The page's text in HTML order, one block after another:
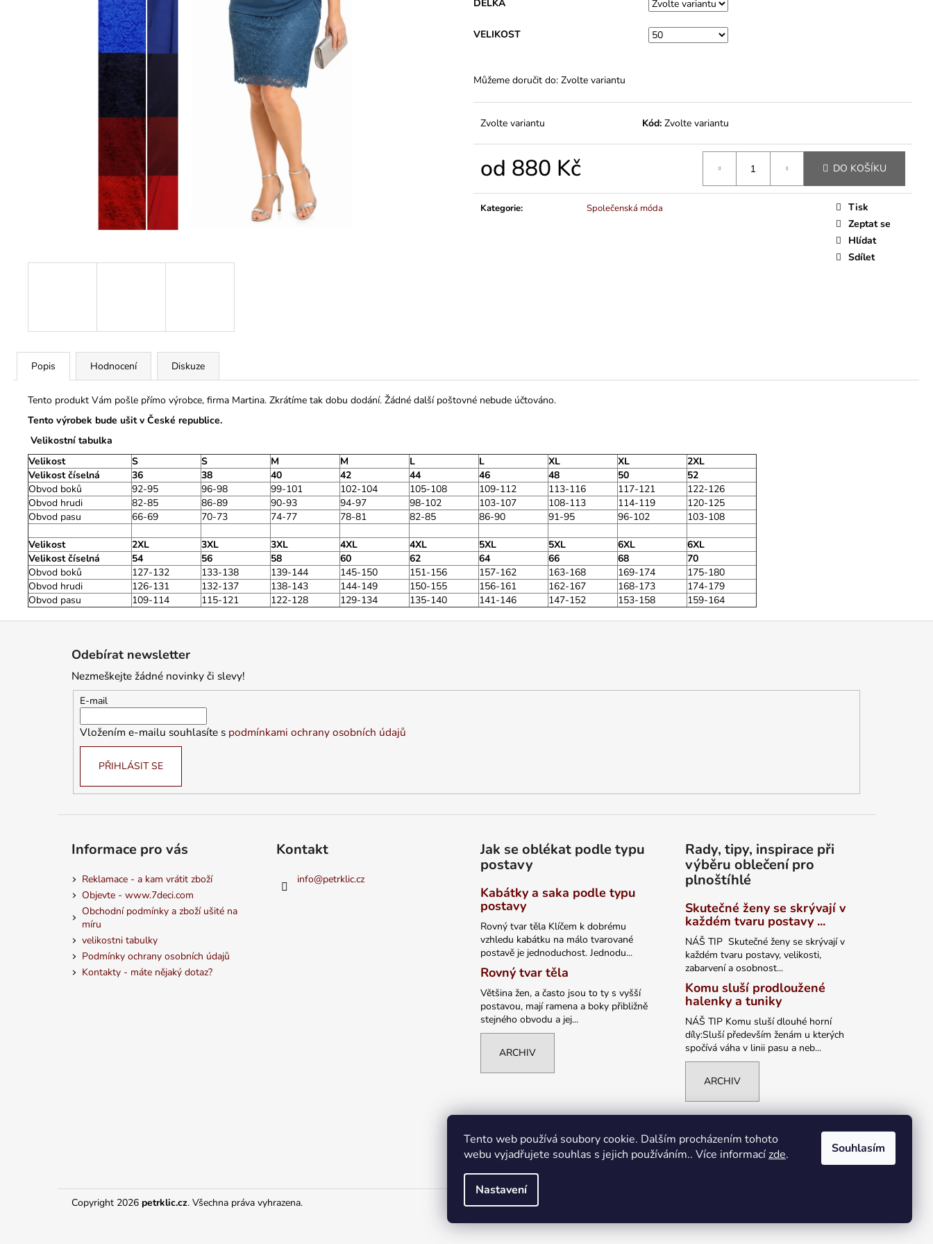
Tento web používá soubory cookie. Dalším procházením tohoto
webu vyjadřujete souhlas s jejich používáním.. Více informacízde.
Nastavení
Souhlasím
DÉLKA
VELIKOST
Můžeme doručit do: Zvolte variantu
Zvolte variantu Kód: Zvolte variantu
od 880 Kč DO KOŠÍKU
Kategorie: Společenská móda
Tisk
Zeptat se
Hlídat
Sdílet
Popis Hodnocení Diskuze
Tento produkt Vám pošle přímo výrobce, firma Martina. Zkrátíme tak dobu dodání. Žádné další poštovné nebude účtováno.
Tento výrobek bude ušit v České republice.
Velikostní tabulka
Velikost
S S M M L L XL XL
2XL
Velikost číselná
36 38 40 42 44 46 48 50
52
Obvod boků
92-95 96-98 99-101 102-104 105-108 109-112 113-116 117-121
122-126
Obvod hrudi
82-85 86-89 90-93 94-97 98-102 103-107 108-113 114-119
120-125
Obvod pasu
66-69 70-73 74-77 78-81 82-85 86-90 91-95 96-102 103-108
Velikost 2XL 3XL 3XL 4XL 4XL 5XL 5XL 6XL
6XL
Velikost číselná
54 56 58 60 62 64 66 68
70
Obvod boků
127-132 133-138 139-144 145-150 151-156 157-162 163-168 169-174
175-180
Obvod hrudi
126-131 132-137 138-143 144-149 150-155 156-161 162-167 168-173
174-179
Obvod pasu
109-114 115-121 122-128 129-134 135-140 141-146 147-152 153-158 159-164
1 290 Kč
1 200 Kč
Odebírat newsletter
Nezmeškejte žádné novinky či slevy!
E-mail
Vložením e-mailu souhlasíte s podmínkami ochrany osobních údajů
PŘIHLÁSIT SE
Informace pro vás
Reklamace - a kam vrátit zboží
Objevte - www.7deci.com
Obchodní podmínky a zboží ušité na
míru
velikostni tabulky
Podmínky ochrany osobních údajů
Kontakty - máte nějaký dotaz?
Kontakt
info@petrklic.cz
Jak se oblékat podle typu
postavy
Kabátky a saka podle typu
postavy
Rovný tvar těla Klíčem k dobrému
vzhledu kabátku na málo tvarované
postavě je jednoduchost. Jednodu...
Rovný tvar těla
Většina žen, a často jsou to ty s vyšší
postavou, mají ramena a boky přibližně
stejného obvodu a jej...
ARCHIV
Rady, tipy, inspirace při
výběru oblečení pro
plnoštíhlé
Skutečné ženy se skrývají v
každém tvaru postavy ...
NÁŠ TIP Skutečné ženy se skrývají v
každém tvaru postavy, velikosti,
zabarvení a osobnost...
Komu sluší prodloužené
halenky a tuniky
NÁŠ TIP Komu sluší dlouhé horní
díly:Sluší především ženám u kterých
spočívá váha v linii pasu a neb...
ARCHIV
Copyright 2026 petrklic.cz. Všechna práva vyhrazena.